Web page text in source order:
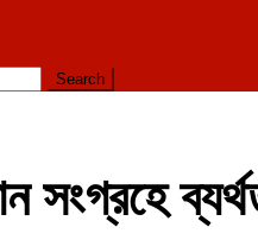
সংগ্রহে